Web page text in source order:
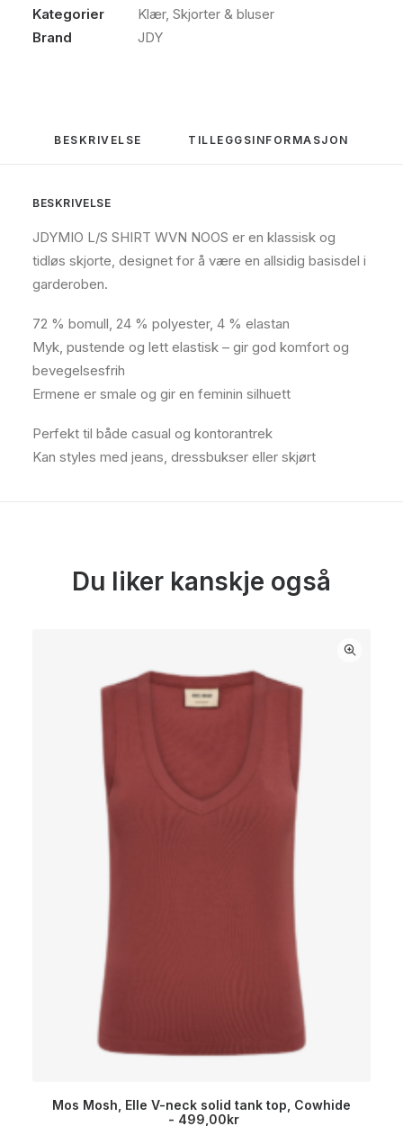
Kategorier
Klær, Skjorter & bluser
Brand
JDY
BESKRIVELSE TILLEGGSINFORMASJON
BESKRIVELSE
JDYMIO L/S SHIRT WVN NOOS er en klassisk og
tidløs skjorte, designet for å være en allsidig basisdel i
garderoben.
72 % bomull, 24 % polyester, 4 % elastan
Myk, pustende og lett elastisk – gir god komfort og
bevegelsesfrih
Ermene er smale og gir en feminin silhuett
Perfekt til både casual og kontorantrek
Kan styles med jeans, dressbukser eller skjørt
Du liker kanskje også
Mos Mosh, Elle V-neck solid tank top, Cowhide
499,00kr